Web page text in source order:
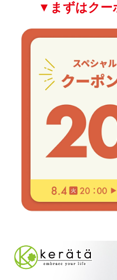
▼まずはクー